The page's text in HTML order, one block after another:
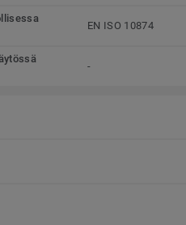
EN ISO 10874
-